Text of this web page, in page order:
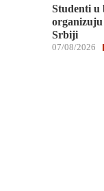
Studenti u
organizuju
Srbiji
07/08/2026